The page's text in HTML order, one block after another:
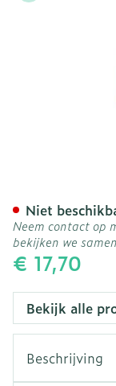
€ 17,70
Niet
Neem contact op
bekijken we
Bekijk alle
Beschrijving